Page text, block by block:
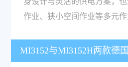
作业、狭小空间作业等多元作
MI3152与MI3152H两款德